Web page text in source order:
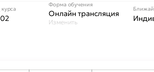
Форма обучения
Онлайн трансляция
Изменить